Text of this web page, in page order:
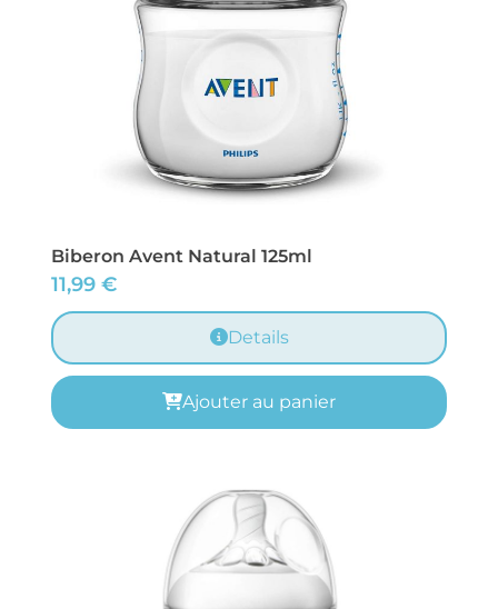
Biberon Avent Natural 125ml
11,99 €
Details
Ajouter au panier